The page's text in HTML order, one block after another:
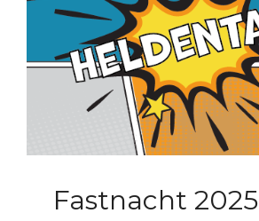
Fastnacht 2025